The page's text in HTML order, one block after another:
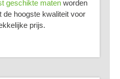
geschikte maten worden
de hoogste kwaliteit voor
prijs.